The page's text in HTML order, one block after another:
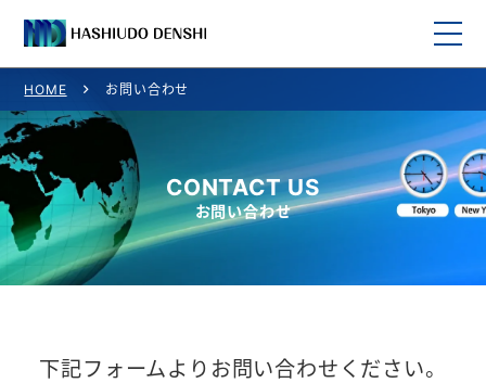
取り扱い商品
取り扱いメーカー一覧
HOME お問い合わせ
CONTACT US
お問い合わせ
下記フォームよりお問い合わせください。